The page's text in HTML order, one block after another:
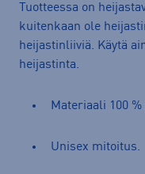
Tuotteessa on
kuitenkaan ole
heijastinliiviä. Käytä
heijastinta.
Materiaali 100
Unisex mitoitus.